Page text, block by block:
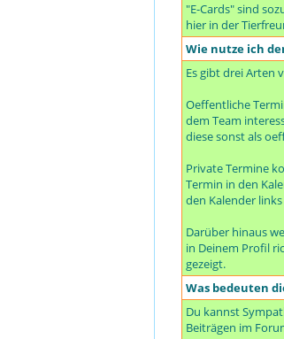
"E-Cards" sind
hier in der
Wie nutze ich
Es gibt drei Arten
Oeffentliche
dem Team
diese sonst als
Private Termine
Termin in den
den Kalender
Darüber hinaus
in Deinem Profil
gezeigt.
Was bedeuten
Du kannst
Beiträgen im